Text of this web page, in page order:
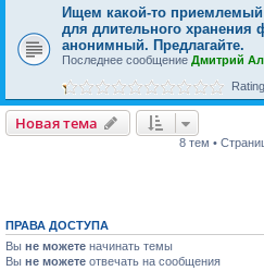
Ищем какой-то
для длительного хранения
анонимный. Предлагайте.
Последнее сообщение Дмитрий
Новая тема
8 тем •
ПРАВА ДОСТУПА
Вы не можете начинать темы
Вы не можете отвечать на сообщения